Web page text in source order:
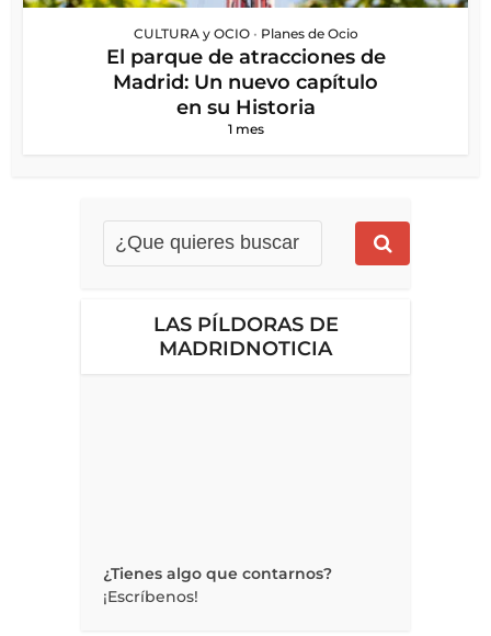
CULTURA y OCIO • Planes de Ocio
El parque de atracciones de
Madrid: Un nuevo capítulo
en su Historia
1 mes
LAS PÍLDORAS DE
MADRIDNOTICIA
¿Tienes algo que contarnos?
¡Escríbenos!